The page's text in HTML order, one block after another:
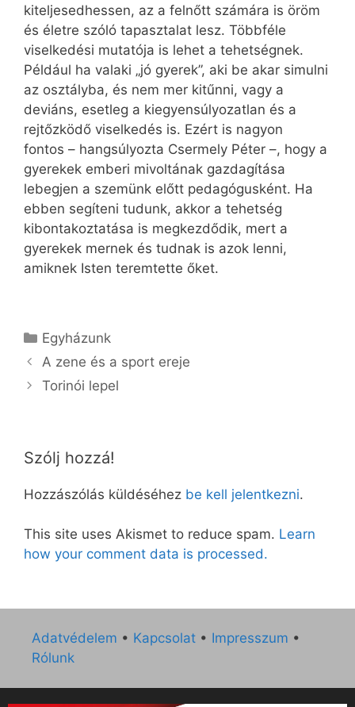
kiteljesedhessen, az a felnőtt számára is öröm
és életre szóló tapasztalat lesz. Többféle
viselkedési mutatója is lehet a tehetségnek.
Például ha valaki „jó gyerek”, aki be akar simulni
az osztályba, és nem mer kitűnni, vagy a
deviáns, esetleg a kiegyensúlyozatlan és a
rejtőzködő viselkedés is. Ezért is nagyon
fontos – hangsúlyozta Csermely Péter –, hogy a
gyerekek emberi mivoltának gazdagítása
lebegjen a szemünk előtt pedagógusként. Ha
ebben segíteni tudunk, akkor a tehetség
kibontakoztatása is megkezdődik, mert a
gyerekek mernek és tudnak is azok lenni,
amiknek Isten teremtette őket.
Kategória
Egyházunk
A zene és a sport ereje
Torinói lepel
Szólj hozzá!
Hozzászólás küldéséhez be kell jelentkezni.
This site uses Akismet to reduce spam. Learn
how your comment data is processed.
Adatvédelem • Kapcsolat • Impresszum •
Rólunk